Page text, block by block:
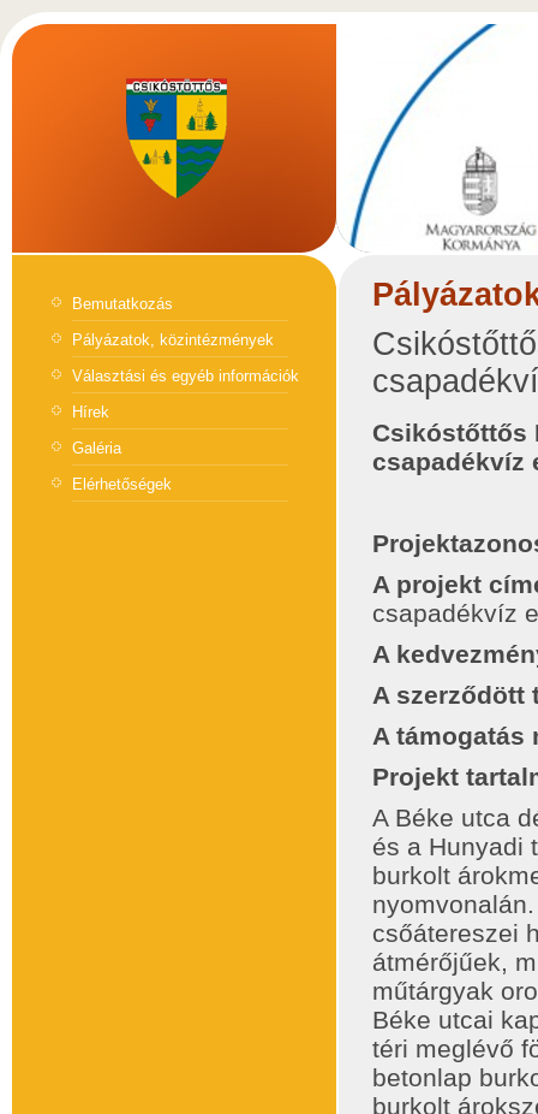
Bemutatkozás
Pályázatok, közintézmények
Választási és egyéb információk
Hírek
Galéria
Elérhetőségek
Csikóstőttős
csapadékvíz
A projekt
csapadékvíz
A
A szerződött
A támogatás
Projekt
A Béke utca
és a Hunyadi
burkolt
csőátereszei
átmérőjűek,
műtárgyak
Béke utcai
téri meglévő
betonlap
burkolt